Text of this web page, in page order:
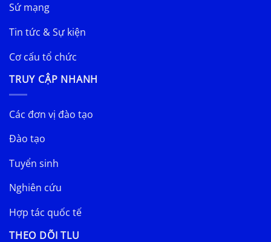
Sứ mạng
Tin tức & Sự kiện
Cơ cấu tổ chức
TRUY CẬP NHANH
Các đơn vị đào tạo
Đào tạo
Tuyển sinh
Nghiên cứu
Hợp tác quốc tế
THEO DÕI TLU